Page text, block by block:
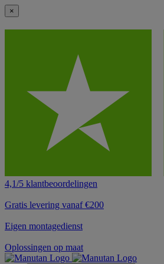
×
4,1/5 klantbeoordelingen
Gratis levering vanaf €200
Eigen montagedienst
Oplossingen op maat